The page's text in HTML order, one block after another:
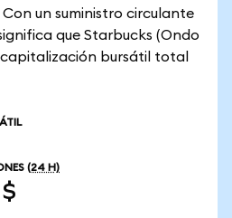
Con un suministro circulante
que Starbucks (Ondo
bursátil total
(24 H)